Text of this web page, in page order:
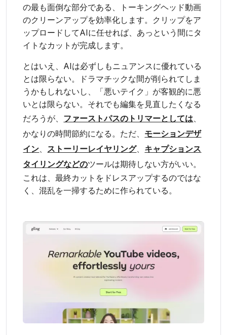
の最も面倒な部分である、トーキングヘッド動画
のクリーンアップを効率化します。クリップをア
ップロードしてAIに任せれば、あっという間にタ
イトなカットが完成します。
とはいえ、AIは必ずしもニュアンスに優れている
とは限らない。ドラマチックな間が削られてしま
うかもしれないし、「悪いテイク」が客観的に悪
いとは限らない。それでも編集を見直したくなる
だろうが、 ファーストパスのトリマーとしては、
かなりの時間節約になる。ただ、 モーションデザ
イン、 ストーリーレイヤリング、 キャプションス
タイリングなどのツールは期待しない方がいい。
これは、最終カットをドレスアップするのではな
く、混乱を一掃するために作られている。